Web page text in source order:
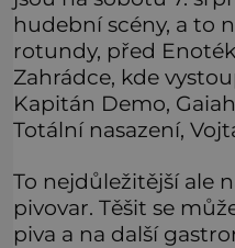
hudební scény, a to
rotundy, před
Zahrádce, kde
Kapitán Demo,
Totální nasazení,
To nejdůležitější ale
pivovar. Těšit se
piva a na další